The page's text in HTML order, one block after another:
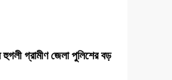
হুগলী গ্রামীণ জেলা পুলিশের বড়